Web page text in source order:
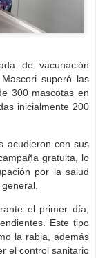
de vacunación
superó las
300 mascotas en
inicialmente 200
acudieron con sus
gratuita, lo
por la salud
el primer día,
Este tipo
la rabia, además
el control sanitario